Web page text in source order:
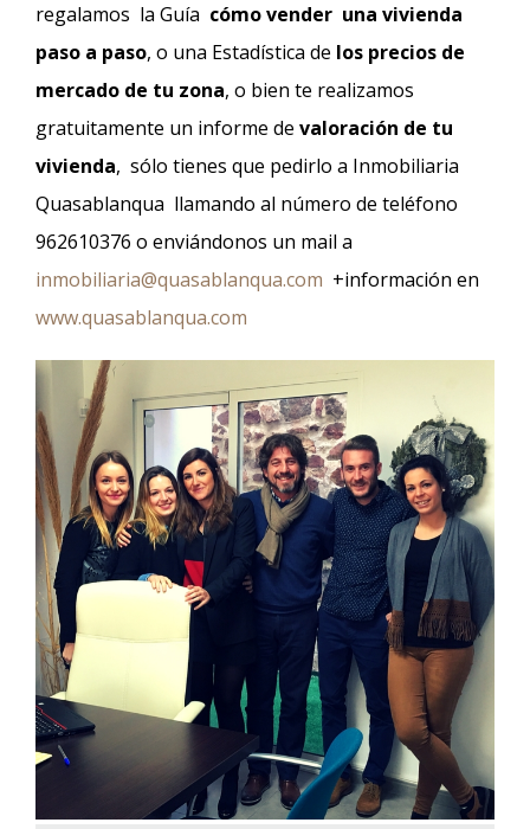
regalamos la Guía cómo vender una vivienda
paso a paso, o una Estadística de los precios de
mercado de tu zona, o bien te realizamos
gratuitamente un informe de valoración de tu
vivienda, sólo tienes que pedirlo a Inmobiliaria
Quasablanqua llamando al número de teléfono
962610376 o enviándonos un mail a
inmobiliaria@quasablanqua.com +información en
www.quasablanqua.com